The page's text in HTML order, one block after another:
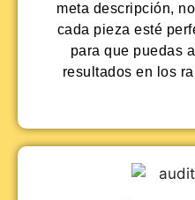
meta descripción,
cada pieza esté
para que puedas
resultados en los